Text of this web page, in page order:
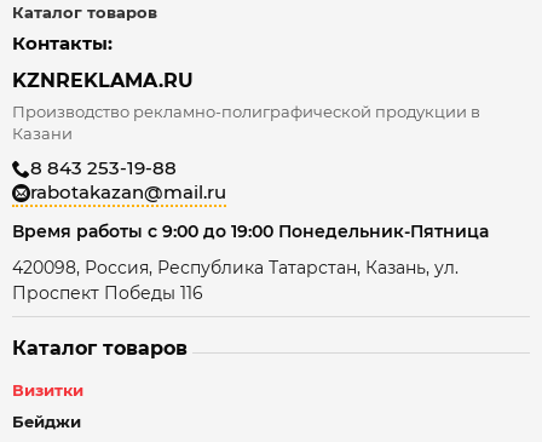
Каталог товаров
Каталог товаров
Визитки
Бейджи
Контакты:
KZNREKLAMA.RU
Производство рекламно-полиграфической продукции в
Казани
8 843 253-19-88
rabotakazan@mail.ru
Время работы с 9:00 до 19:00 Понедельник-Пятница
420098, Россия, Республика Татарстан, Казань, ул.
Проспект Победы 116